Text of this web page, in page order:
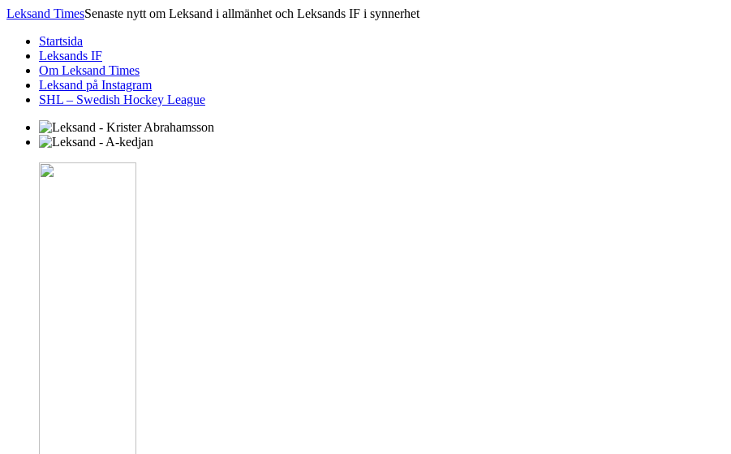
Leksand TimesSenaste nytt om Leksand i allmänhet och Leksands IF i synnerhet
Startsida
Leksands IF
Om Leksand Times
Leksand på Instagram
SHL – Swedish Hockey League